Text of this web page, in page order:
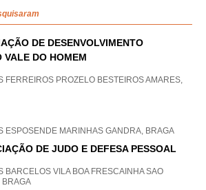
DE DESENVOLVIMENTO
VALE DO HOMEM
FERREIROS PROZELO BESTEIROS AMARES,
ESPOSENDE MARINHAS GANDRA, BRAGA
DE JUDO E DEFESA PESSOAL
BARCELOS VILA BOA FRESCAINHA SAO
BRAGA